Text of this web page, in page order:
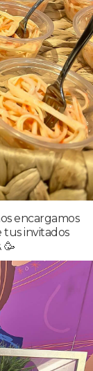
encargamos
tus invitados
🥳